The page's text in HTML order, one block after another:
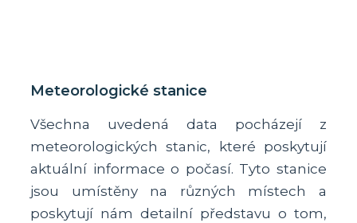
Meteorologické stanice
Všechna uvedená data pocházejí z
meteorologických stanic, které poskytují
aktuální informace o počasí. Tyto stanice
jsou umístěny na různých místech a
poskytují nám detailní představu o tom,